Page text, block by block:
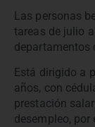
Las personas
tareas de julio
departamentos
Está dirigido a
años, con
prestación
desempleo,